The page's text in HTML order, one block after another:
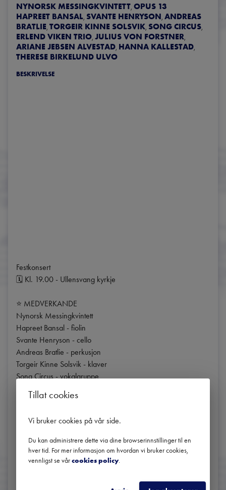
NYNORSK MESSINGKVINTETT OPUS 13
HAPREET BANSAL SVANTE HENRYSON ANDREAS
BRATLIE TORGEIR KINNE SOLSVIK SONG CIRCUS
ERLEND VIKEN TRIO JULIUS VON FORSTNER
ARIANE JEBSEN ALVESTAD HANNA KALLESTAD
THERESE BIRKELUND ULVO
BESKRIVELSE
Festkonsert
🗓️ Kl. 19.00 - Ullensvang kyrkje
⭐️ MEDVERKANDE
Nynorsk Messingkvintett
Hapreet Bansal - fiolin
Svante Henryson - cello
Andreas Bratlie - perkusjon
Torgeir Kinne Solsvik - klaver
Song Circus - vokalgruppe
Erlend Viken Trio
Opus13 - strykekvartett
Ariane Jebsen Alvestad - fiolin
Hanna Kallestad - fiolin
Therese Birkelund Ulvo - konferansier
Tillat cookies
Vi bruker cookies på vår side.
Du kan administrere dette via dine browserinnstillinger til en
hver tid. For mer informasjon om hvordan vi bruker cookies,
vennligst se vårcookies policy.